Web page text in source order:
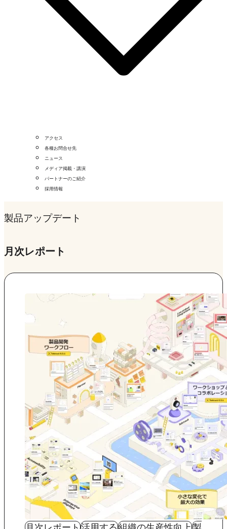
アクセス
各種お問合せ先
ニュース
メディア掲載・講演
パートナーのご紹介
採用情報
製品アップデート
月次レポート